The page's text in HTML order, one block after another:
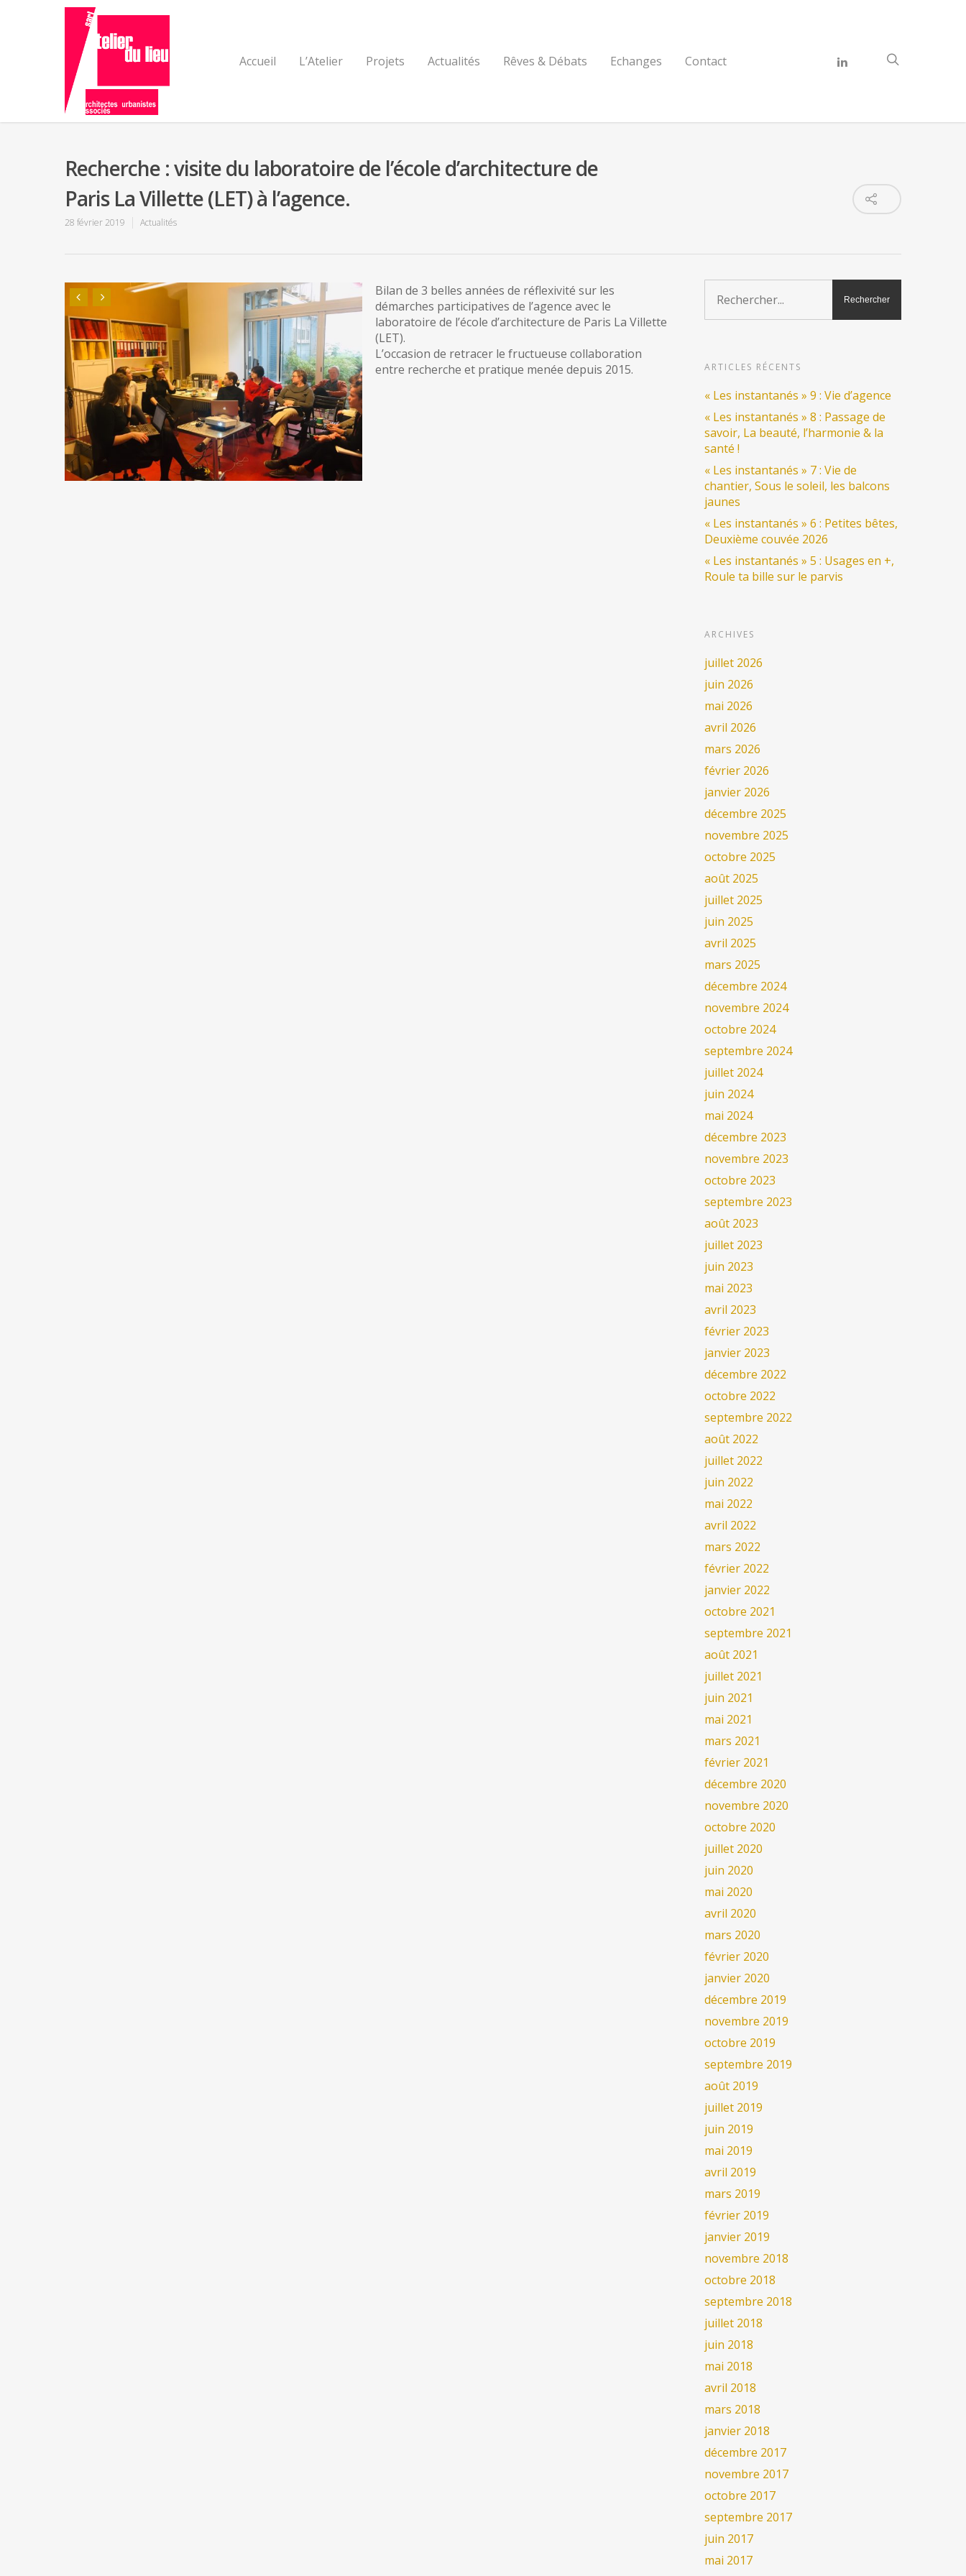
Accueil L’Atelier Projets Actualités Rêves & Débats Echanges Contact
Recherche : visite du laboratoire de l’école d’architecture de
Paris La Villette (LET) à l’agence.
28 février 2019 Actualités
Bilan de 3 belles années de réflexivité sur les
démarches participatives de l’agence avec le
laboratoire de l’école d’architecture de Paris La Villette
(LET).
L’occasion de retracer le fructueuse collaboration
entre recherche et pratique menée depuis 2015.
ARTICLES RÉCENTS
« Les instantanés » 9 : Vie d’agence
« Les instantanés » 8 : Passage de
savoir, La beauté, l’harmonie & la
santé !
« Les instantanés » 7 : Vie de
chantier, Sous le soleil, les balcons
jaunes
« Les instantanés » 6 : Petites bêtes,
Deuxième couvée 2026
« Les instantanés » 5 : Usages en +,
Roule ta bille sur le parvis
ARCHIVES
juillet 2026
juin 2026
mai 2026
avril 2026
mars 2026
février 2026
janvier 2026
décembre 2025
novembre 2025
octobre 2025
août 2025
juillet 2025
juin 2025
avril 2025
mars 2025
décembre 2024
novembre 2024
octobre 2024
septembre 2024
juillet 2024
juin 2024
mai 2024
décembre 2023
novembre 2023
octobre 2023
septembre 2023
août 2023
juillet 2023
juin 2023
mai 2023
avril 2023
février 2023
janvier 2023
décembre 2022
octobre 2022
septembre 2022
août 2022
juillet 2022
juin 2022
mai 2022
avril 2022
mars 2022
février 2022
janvier 2022
octobre 2021
septembre 2021
août 2021
juillet 2021
juin 2021
mai 2021
mars 2021
février 2021
décembre 2020
novembre 2020
octobre 2020
juillet 2020
juin 2020
mai 2020
avril 2020
mars 2020
février 2020
janvier 2020
décembre 2019
novembre 2019
octobre 2019
septembre 2019
août 2019
juillet 2019
juin 2019
mai 2019
avril 2019
mars 2019
février 2019
janvier 2019
novembre 2018
octobre 2018
septembre 2018
juillet 2018
juin 2018
mai 2018
avril 2018
mars 2018
janvier 2018
décembre 2017
novembre 2017
octobre 2017
septembre 2017
juin 2017
mai 2017